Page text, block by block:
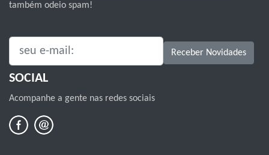
também odeio spam!
SEU E-MAIL: Receber Novidades
SOCIAL
Acompanhe a gente nas redes sociais